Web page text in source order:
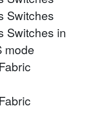
Switches
Switches in
mode